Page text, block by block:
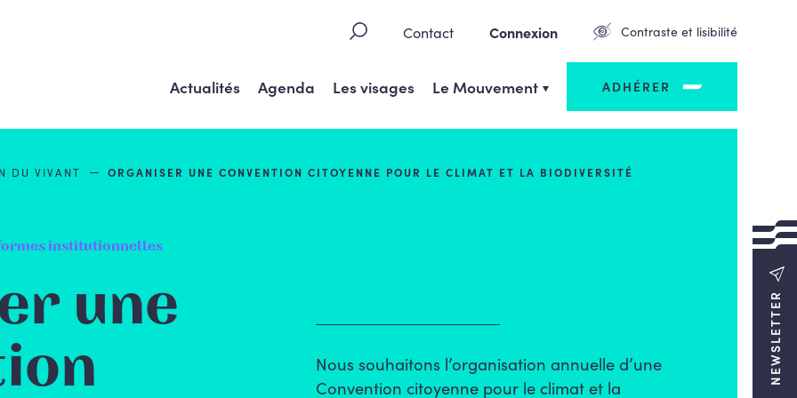
Contact Connexion Contraste et lisibilité
Actualités Agenda Les visages Le Mouvement ADHÉRER
NEWSLETTER
DUVIVANT ORGANISER UNE CONVENTION CITOYENNE POUR LE CLIMAT ET LA BIODIVERSITÉ
institutionnelles
une
Nous souhaitons l’organisation annuelle d’une
Convention citoyenne pour le climat et la